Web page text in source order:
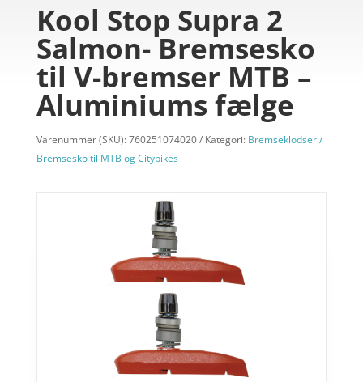
Kool Stop Supra 2
Salmon- Bremsesko
til V-bremser MTB –
Aluminiums fælge
Varenummer (SKU):760251074020 Kategori: Bremseklodser /
Bremsesko til MTB og Citybikes